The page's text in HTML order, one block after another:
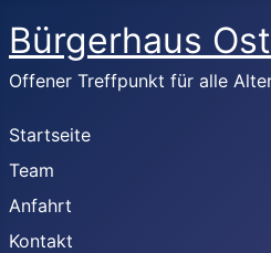
Bürgerhaus
Offener Treffpunkt für alle
Startseite
Team
Anfahrt
Kontakt